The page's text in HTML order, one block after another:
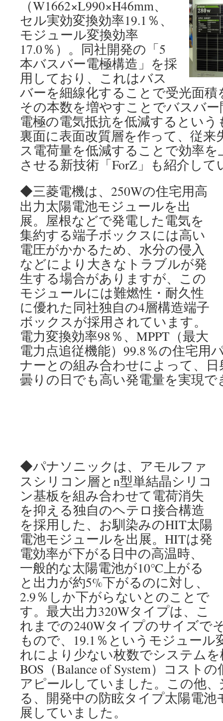
（W1662×L990×H46mm、
セル実効変換効率19.1％、
モジュール変換効率
17.0％）。同社開発の「5
本バスバー電極構造」を採
用しており、これはバス
バーを細線化することで受光面
その本数を増やすことでバスバ
電極の電気抵抗を低減するとい
裏面に表面改質層を作って、従
ス電荷量を低減することで効率
させる新技術「ForZ」も紹介して
◆三菱電機は、250Wの住宅用高
出力太陽電池モジュールを出
展。屋根などで発電した電気を
集約する端子ボックスには高い
電圧がかかるため、水分の侵入
などにより大きなトラブルが発
生する場合がありますが、この
モジュールには難燃性・耐久性
に優れた同社独自の4層構造端子
ボックスが採用されています。
電力変換効率98％、MPPT（最大
電力点追従機能）99.8％の住宅用
ナーとの組み合わせによって、
曇りの日でも高い発電量を実現
◆パナソニックは、アモルファ
スシリコン層とn型単結晶シリコ
ン基板を組み合わせて電荷消失
を抑える独自のヘテロ接合構造
を採用した、お馴染みのHIT太陽
電池モジュールを出展。HITは発
電効率が下がる日中の高温時、
一般的な太陽電池が10℃上がる
と出力が約5%下がるのに対し、
2.9％しか下がらないとのことで
す。最大出力320Wタイプは、こ
れまでの240Wタイプのサイズで
もので、19.1％というモジュール
れにより少ない枚数でシステム
BOS（Balance of System）コスト
アピールしていました。この他
る、開発中の防眩タイプ太陽電
展していました。